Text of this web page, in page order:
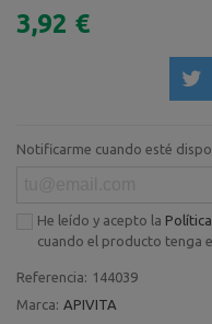
3,92 €
Notificarme cuando esté
He leído y acepto la
cuando el producto tenga
Referencia: 144039
Marca: APIVITA